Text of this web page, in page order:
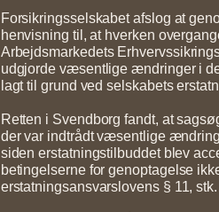
Forsikringsselskabet afslog at
henvisning til, at hverken
Arbejdsmarkedets
udgjorde væsentlige ændringer i
lagt til grund ved selskabets
Retten i Svendborg fandt, at
der var indtrådt væsentlige
siden erstatningstilbuddet blev
betingelserne for genoptagelse
erstatningsansvarslovens § 11, stk.